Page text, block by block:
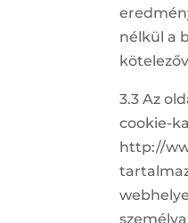
nélkül a
3.3 Az
cookie-
http://